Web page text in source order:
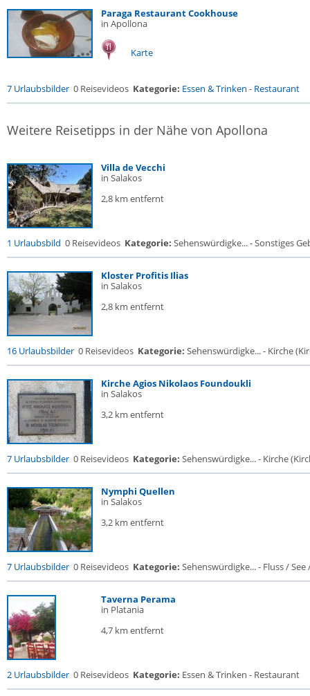
Paraga Restaurant Cookhouse
in Apollona
Karte
7 Urlaubsbilder 0 Reisevideos Kategorie: Essen & Trinken - Restaurant
Weitere Reisetipps in der Nähe von Apollona
Villa de Vecchi
in Salakos
2,8 km entfernt
1 Urlaubsbild 0 Reisevideos Kategorie: Sehenswürdigke... - Sonstiges
Kloster Profitis Ilias
in Salakos
2,8 km entfernt
16 Urlaubsbilder 0 Reisevideos Kategorie: Sehenswürdigke... - Kirche
Kirche Agios Nikolaos Foundoukli
in Salakos
3,2 km entfernt
7 Urlaubsbilder 0 Reisevideos Kategorie: Sehenswürdigke... - Kirche
Nymphi Quellen
in Salakos
3,2 km entfernt
7 Urlaubsbilder 0 Reisevideos Kategorie: Sehenswürdigke... - Fluss / See
Taverna Perama
in Platania
4,7 km entfernt
2 Urlaubsbilder 0 Reisevideos Kategorie: Essen & Trinken - Restaurant